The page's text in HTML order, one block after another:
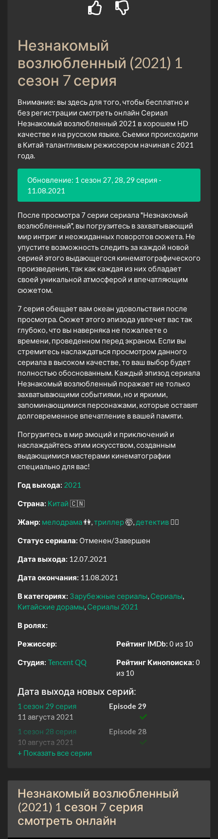
Незнакомый
возлюбленный (2021) 1
сезон 7 серия
Внимание: вы здесь для того, чтобы бесплатно и
без регистрации смотреть онлайн Сериал
Незнакомый возлюбленный 2021 в хорошем HD
качестве и на русском языке. Сьемки происходили
в Китай талантливым режиссером начиная с 2021
года.
Обновление: 1 сезон 27, 28, 29 серия -
11.08.2021
После просмотра 7 серии сериала "Незнакомый
возлюбленный", вы погрузитесь в захватывающий
мир интриг и неожиданных поворотов сюжета. Не
упустите возможность следить за каждой новой
серией этого выдающегося кинематографического
произведения, так как каждая из них обладает
своей уникальной атмосферой и впечатляющим
сюжетом.
7 серия обещает вам океан удовольствия после
просмотра. Сюжет этого эпизода увлечет вас так
глубоко, что вы наверняка не пожалеете о
времени, проведенном перед экраном. Если вы
стремитесь наслаждаться просмотром данного
сериала в высоком качестве, то ваш выбор будет
полностью обоснованным. Каждый эпизод сериала
Незнакомый возлюбленный поражает не только
захватывающими событиями, но и яркими,
запоминающимися персонажами, которые оставят
долговременное впечатление в вашей памяти.
Погрузитесь в мир эмоций и приключений и
наслаждайтесь этим искусством, созданным
выдающимися мастерами кинематографии
специально для вас!
Год выхода: 2021
Страна: Китай 🇨🇳
Жанр: мелодрама👫 триллер🤯 детектив 🕵️‍♂️
Статус сериала: Отменен/Завершен
Дата выхода: 12.07.2021
Дата окончания: 11.08.2021
В категориях: Зарубежные сериалы Сериалы
Китайские дорамы Сериалы 2021
В ролях:
Режиссер:
Студия: Tencent QQ
Рейтинг IMDb: 0 из 10
Рейтинг Кинопоиска: 0
из 10
Дата выхода новых серий:
1 сезон 29 серия
Episode 29
11 августа 2021
1 сезон 28 серия
Episode 28
10 августа 2021
1 сезон 27 серия
1 сезон 26 серия
Episode 26
9 августа 2021
1 сезон 25 серия
Episode 25
9 августа 2021
Незнакомый возлюбленный
(2021) 1 сезон 7 серия
смотреть онлайн